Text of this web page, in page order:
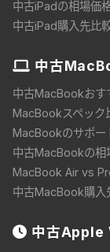
中古iPadの相場価
中古iPad購入先比
中古
中古MacBookおす
MacBookスペック
MacBookのサポー
中古MacBookの相
MacBook Air vs
中古MacBook購入
中古Apple